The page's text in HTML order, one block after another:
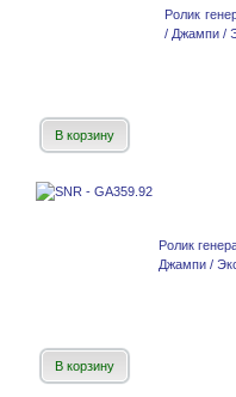
Ролик
/ Джампи /
В корзину
Ролик
Джампи /
В корзину